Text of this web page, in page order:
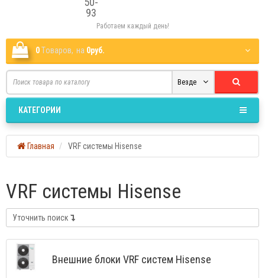
Работаем каждый день!
0Tоваров, на 0руб.
Везде
КАТЕГОРИИ
Главная VRF системы Hisense
VRF системы Hisense
Уточнить поиск
Внешние блоки VRF систем Hisense